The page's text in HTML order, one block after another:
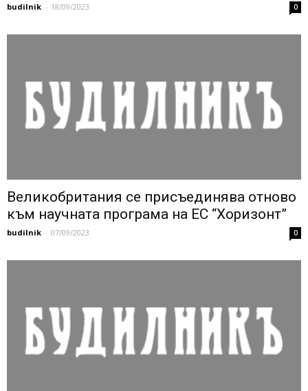
budilnik - 18/09/2023 0
Великобритания се присъединява отново
към научната програма на ЕС “Хоризонт”
budilnik - 07/09/2023 0